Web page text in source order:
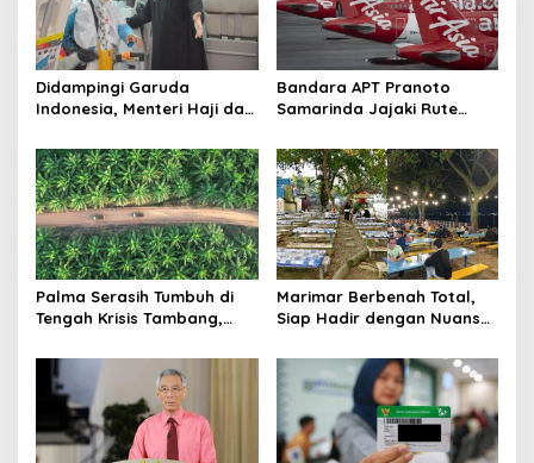
Didampingi Garuda
Indonesia, Menteri Haji dan
Kelancaran Penerbangan
Haji di Balikpapan
Bandara APT Pranoto
Samarinda Jajaki Rute
dengan AirAsia
Palma Serasih Tumbuh di
Tengah Krisis Tambang,
Triliun
Marimar Berbenah Total,
Siap Hadir dengan Nuansa